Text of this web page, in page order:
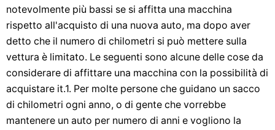
notevolmente più bassi se si affitta una macchina
rispetto all'acquisto di una nuova auto, ma dopo aver
detto che il numero di chilometri si può mettere sulla
vettura è limitato. Le seguenti sono alcune delle cose da
considerare di affittare una macchina con la possibilità di
acquistare it.1. Per molte persone che guidano un sacco
di chilometri ogni anno, o di gente che vorrebbe
mantenere un auto per numero di anni e vogliono la